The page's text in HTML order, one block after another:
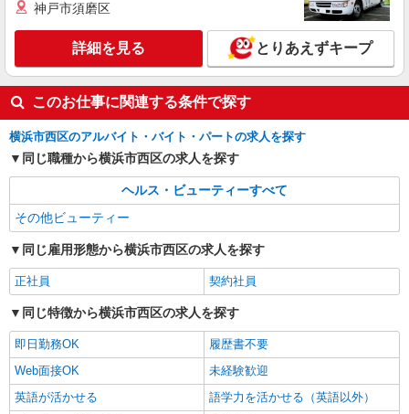
神戸市須磨区
詳細を見る とりあえずキープ
このお仕事に関連する条件で探す
横浜市西区のアルバイト・バイト・パートの求人を探す
同じ職種から横浜市西区の求人を探す
ヘルス・ビューティーすべて
その他ビューティー
同じ雇用形態から横浜市西区の求人を探す
正社員 契約社員
同じ特徴から横浜市西区の求人を探す
即日勤務OK
履歴書不要
Web面接OK
未経験歓迎
英語が活かせる
語学力を活かせる（英語以外）